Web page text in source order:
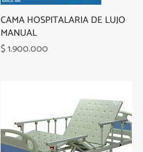
CAMA HOSPITALARIA DE LUJO
MANUAL
Precio
$ 1.900.000